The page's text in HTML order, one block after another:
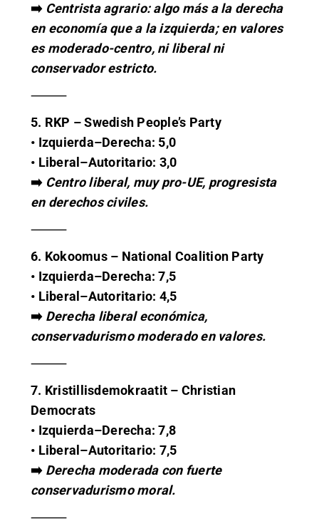
➡️ Centrista agrario: algo más a la derecha
en economía que a la izquierda; en valores
es moderado-centro, ni liberal ni
conservador estricto.
⸻
5. RKP – Swedish People’s Party
• Izquierda–Derecha: 5,0
• Liberal–Autoritario: 3,0
➡️ Centro liberal, muy pro-UE, progresista
en derechos civiles.
⸻
6. Kokoomus – National Coalition Party
• Izquierda–Derecha: 7,5
• Liberal–Autoritario: 4,5
➡️ Derecha liberal económica,
conservadurismo moderado en valores.
⸻
7. Kristillisdemokraatit – Christian
Democrats
• Izquierda–Derecha: 7,8
• Liberal–Autoritario: 7,5
➡️ Derecha moderada con fuerte
conservadurismo moral.
⸻